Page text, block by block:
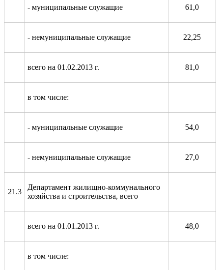
- муниципальные служащие 61,0
- немуниципальные служащие 22,25
всего на 01.02.2013 г. 81,0
в том числе:
- муниципальные служащие 54,0
- немуниципальные служащие 27,0
21.3
Департамент жилищно-коммунального
хозяйства и строительства, всего
всего на 01.01.2013 г. 48,0
в том числе: